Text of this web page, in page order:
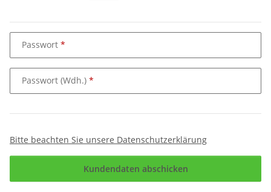
Passwort
Passwort (Wdh.)
Bitte beachten Sie unsere Datenschutzerklärung
Kundendaten abschicken